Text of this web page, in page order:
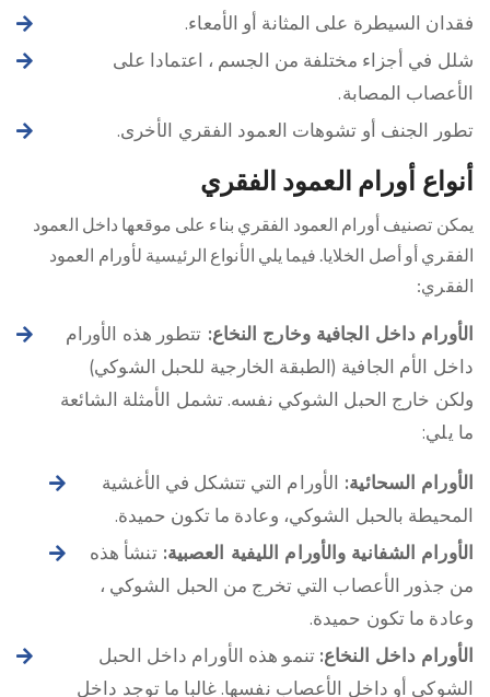
فقدان السيطرة على المثانة أو الأمعاء.
شلل في أجزاء مختلفة من الجسم ، اعتمادا على
الأعصاب المصابة.
تطور الجنف أو تشوهات العمود الفقري الأخرى.
أنواع أورام العمود الفقري
يمكن تصنيف أورام العمود الفقري بناء على موقعها داخل العمود
الفقري أو أصل الخلايا. فيما يلي الأنواع الرئيسية لأورام العمود
الفقري:
الأورام داخل الجافية وخارج النخاع: تتطور هذه الأورام
داخل الأم الجافية (الطبقة الخارجية للحبل الشوكي)
ولكن خارج الحبل الشوكي نفسه. تشمل الأمثلة الشائعة
ما يلي:
الأورام السحائية: الأورام التي تتشكل في الأغشية
المحيطة بالحبل الشوكي، وعادة ما تكون حميدة.
الأورام الشفانية والأورام الليفية العصبية:تنشأ هذه
من جذور الأعصاب التي تخرج من الحبل الشوكي ،
وعادة ما تكون حميدة.
الأورام داخل النخاع: تنمو هذه الأورام داخل الحبل
الشوكي أو داخل الأعصاب نفسها. غالبا ما توجد داخل